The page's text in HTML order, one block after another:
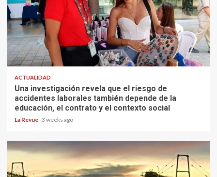
ACTUALIDAD
Una investigación revela que el riesgo de
accidentes laborales también depende de la
educación, el contrato y el contexto social
La Revue 3 weeks ago